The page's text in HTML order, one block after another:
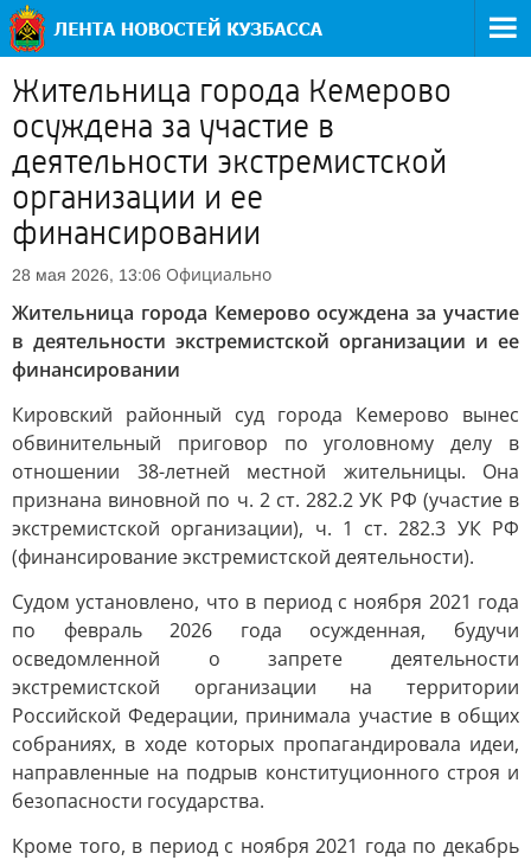
Жительница города Кемерово
осуждена за участие в
деятельности экстремистской
организации и ее
финансировании
28 мая 2026, 13:06 Официально
Жительница города Кемерово осуждена за участие
в деятельности экстремистской организации и ее
финансировании
Кировский районный суд города Кемерово вынес
обвинительный приговор по уголовному делу в
отношении 38-летней местной жительницы. Она
признана виновной по ч. 2 ст. 282.2 УК РФ (участие в
экстремистской организации), ч. 1 ст. 282.3 УК РФ
(финансирование экстремистской деятельности).
Судом установлено, что в период с ноября 2021 года
по февраль 2026 года осужденная, будучи
осведомленной о запрете деятельности
экстремистской организации на территории
Российской Федерации, принимала участие в общих
собраниях, в ходе которых пропагандировала идеи,
направленные на подрыв конституционного строя и
безопасности государства.
Кроме того, в период с ноября 2021 года по декабрь